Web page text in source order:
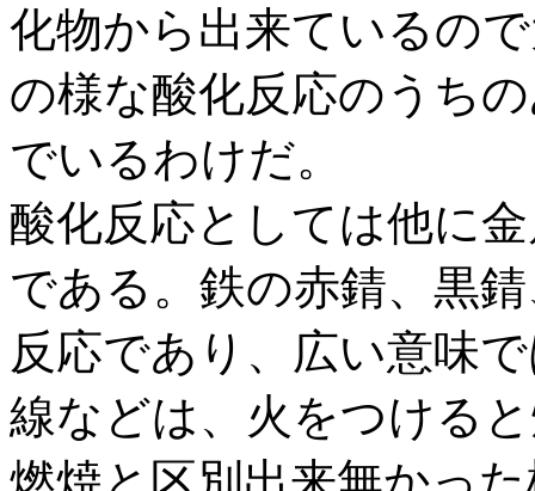
化物から出来ているの
の様な酸化反応のうち
でいるわけだ。
酸化反応としては他に
である。鉄の赤錆、黒
反応であり、広い意味
線などは、火をつける